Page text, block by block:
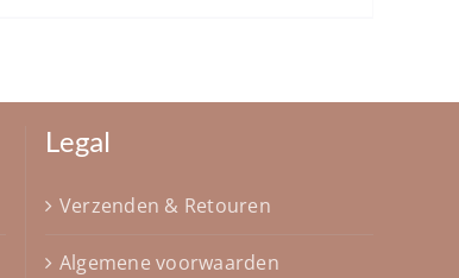
Legal
Verzenden & Retouren
Algemene voorwaarden